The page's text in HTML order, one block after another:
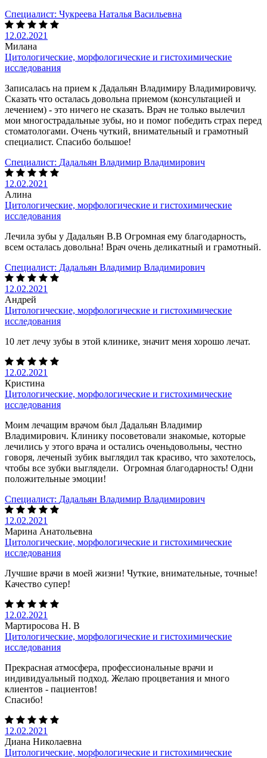
Специалист: Чукреева Наталья Васильевна
12.02.2021
Милана
Цитологические, морфологические и гистохимические
исследования
Записалась на прием к Дадальян Владимиру Владимировичу.
Сказать что осталась довольна приемом (консультацией и
лечением) - это ничего не сказать. Врач не только вылечил
мои многострадальные зубы, но и помог победить страх перед
стоматологами. Очень чуткий, внимательный и грамотный
специалист. Спасибо большое!
Специалист: Дадальян Владимир Владимирович
12.02.2021
Алина
Цитологические, морфологические и гистохимические
исследования
Лечила зубы у Дадальян В.В Огромная ему благодарность,
всем осталась довольна! Врач очень деликатный и грамотный.
Специалист: Дадальян Владимир Владимирович
12.02.2021
Андрей
Цитологические, морфологические и гистохимические
исследования
10 лет лечу зубы в этой клинике, значит меня хорошо лечат.
12.02.2021
Кристина
Цитологические, морфологические и гистохимические
исследования
Моим лечащим врачом был Дадальян Владимир
Владимирович. Клинику посоветовали знакомые, которые
лечились у этого врача и остались оченьдовольны, честно
говоря, леченый зубик выглядил так красиво, что захотелось,
чтобы все зубки выглядели. Огромная благодарность! Одни
положительные эмоции!
Специалист: Дадальян Владимир Владимирович
12.02.2021
Марина Анатольевна
Цитологические, морфологические и гистохимические
исследования
Лучшие врачи в моей жизни! Чуткие, внимательные, точные!
Качество супер!
12.02.2021
Мартиросова Н. В
Цитологические, морфологические и гистохимические
исследования
Прекрасная атмосфера, профессиональные врачи и
индивидуальный подход. Желаю процветания и много
клиентов - пациентов!
Спасибо!
12.02.2021
Диана Николаевна
Цитологические, морфологические и гистохимические